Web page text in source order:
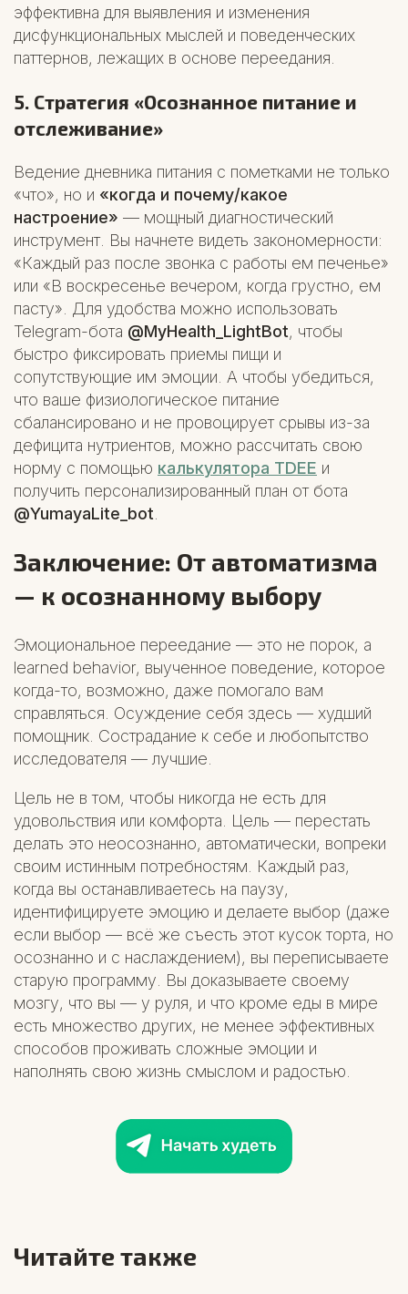
эффективна для выявления и изменения
дисфункциональных мыслей и поведенческих
паттернов, лежащих в основе переедания.
5. Стратегия «Осознанное питание и
отслеживание»
Ведение дневника питания с пометками не только
«что», но и «когда и почему/какое
настроение» — мощный диагностический
инструмент. Вы начнете видеть закономерности:
«Каждый раз после звонка с работы ем печенье»
или «В воскресенье вечером, когда грустно, ем
пасту». Для удобства можно использовать
Telegram-бота @MyHealth_LightBot, чтобы
быстро фиксировать приемы пищи и
сопутствующие им эмоции. А чтобы убедиться,
что ваше физиологическое питание
сбалансировано и не провоцирует срывы из-за
дефицита нутриентов, можно рассчитать свою
норму с помощью калькулятора TDEE и
получить персонализированный план от бота
@YumayaLite_bot
Заключение: От автоматизма
— к осознанному выбору
Эмоциональное переедание — это не порок, а
learned behavior, выученное поведение, которое
когда-то, возможно, даже помогало вам
справляться. Осуждение себя здесь — худший
помощник. Сострадание к себе и любопытство
исследователя — лучшие.
Цель не в том, чтобы никогда не есть для
удовольствия или комфорта. Цель — перестать
делать это неосознанно, автоматически, вопреки
своим истинным потребностям. Каждый раз,
когда вы останавливаетесь на паузу,
идентифицируете эмоцию и делаете выбор (даже
если выбор — всё же съесть этот кусок торта, но
осознанно и с наслаждением), вы переписываете
старую программу. Вы доказываете своему
мозгу, что вы — у руля, и что кроме еды в мире
есть множество других, не менее эффективных
способов проживать сложные эмоции и
наполнять свою жизнь смыслом и радостью.
Читайте также